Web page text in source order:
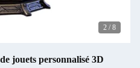
2 / 8
jouets personnalisé 3D